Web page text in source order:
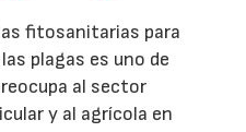
fitosanitarias para
plagas es uno de
al sector
y al agrícola en